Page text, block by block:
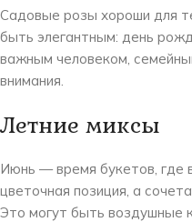
Садовые розы хороши для
быть элегантным: день
важным человеком,
внимания.
Летние миксы
Июнь — время букетов, где
цветочная позиция, а
Это могут быть воздушные